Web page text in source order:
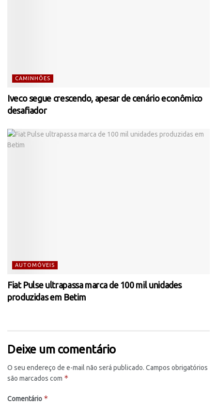
CAMINHÕES
Iveco segue crescendo, apesar de cenário econômico
desafiador
AUTOMÓVEIS
Fiat Pulse ultrapassa marca de 100 mil unidades
produzidas em Betim
Deixe um comentário
O seu endereço de e-mail não será publicado. Campos obrigatórios
são marcados com *
Comentário *